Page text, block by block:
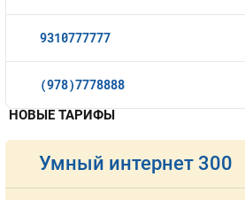
9310777777
(978)7778888
НОВЫЕ ТАРИФЫ
Умный интернет 300